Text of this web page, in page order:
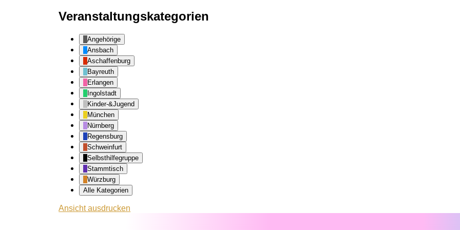
Veranstaltungskategorien
Angehörige
Ansbach
Aschaffenburg
Bayreuth
Erlangen
Ingolstadt
Kinder-&Jugend
München
Nürnberg
Regensburg
Schweinfurt
Selbsthilfegruppe
Stammtisch
Würzburg
Alle Kategorien
Ansichtausdrucken